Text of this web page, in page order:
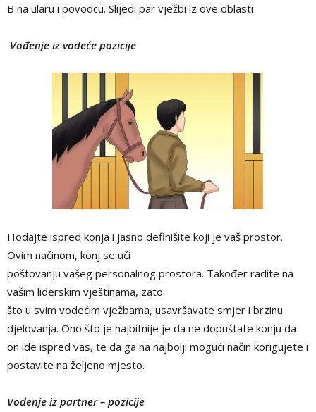
B na ularu i povodcu. Slijedi par vježbi iz ove oblasti
Vođenje iz vodeće pozicije
Hodajte ispred konja i jasno definišite koji je vaš prostor.
Ovim načinom, konj se uči
poštovanju vašeg personalnog prostora. Također radite na
vašim liderskim vještinama, zato
što u svim vodećim vježbama, usavršavate smjer i brzinu
djelovanja. Ono što je najbitnije je da ne dopuštate konju da
on ide ispred vas, te da ga na najbolji mogući način korigujete i
postavite na željeno mjesto.
Vođenje iz partner – pozicije